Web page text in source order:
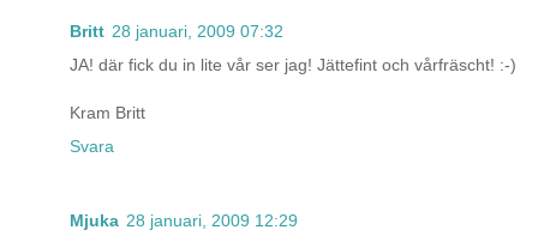
Britt 28 januari, 2009 07:32
JA! där fick du in lite vår ser jag! Jättefint och vårfräscht! :-)
Kram Britt
Svara
Mjuka 28 januari, 2009 12:29